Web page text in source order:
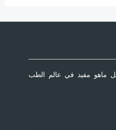
ماهو مفيد في عالم الطب